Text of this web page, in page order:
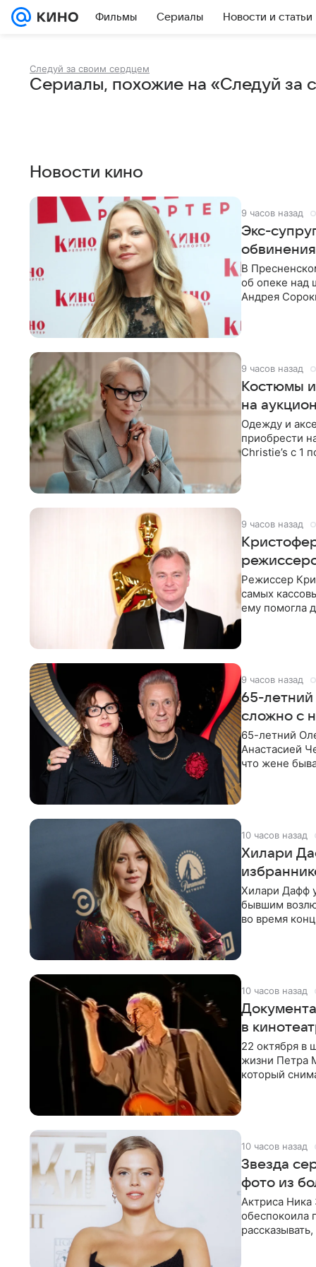
Фильмы Сериалы Новости и статьи
Следуй за своим сердцем
Сериалы, похожие на «Следуй за
Новости кино
9 часов назад
Экс-
В
об опеке над
Андрея
9 часов назад
Костюмы
на
Одежду и
приобрести
Christie’s с 1
9 часов назад
Режиссер
самых
ему помогла
9 часов назад
65-
сложно с
65-летний
Анастасией
что жене
10 часов назад
Хилари
Хилари Дафф
бывшим
во время
10 часов назад
в
22 октября в
жизни Петра
который
10 часов назад
Звезда
фото из
Актриса Ника
обеспокоила